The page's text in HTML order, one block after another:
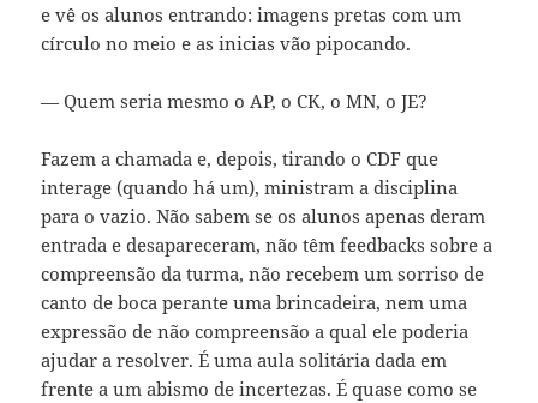
e vê os alunos entrando: imagens pretas com um
círculo no meio e as inicias vão pipocando.
— Quem seria mesmo o AP, o CK, o MN, o JE?
Fazem a chamada e, depois, tirando o CDF que
interage (quando há um), ministram a disciplina
para o vazio. Não sabem se os alunos apenas deram
entrada e desapareceram, não têm feedbacks sobre a
compreensão da turma, não recebem um sorriso de
canto de boca perante uma brincadeira, nem uma
expressão de não compreensão a qual ele poderia
ajudar a resolver. É uma aula solitária dada em
frente a um abismo de incertezas. É quase como se